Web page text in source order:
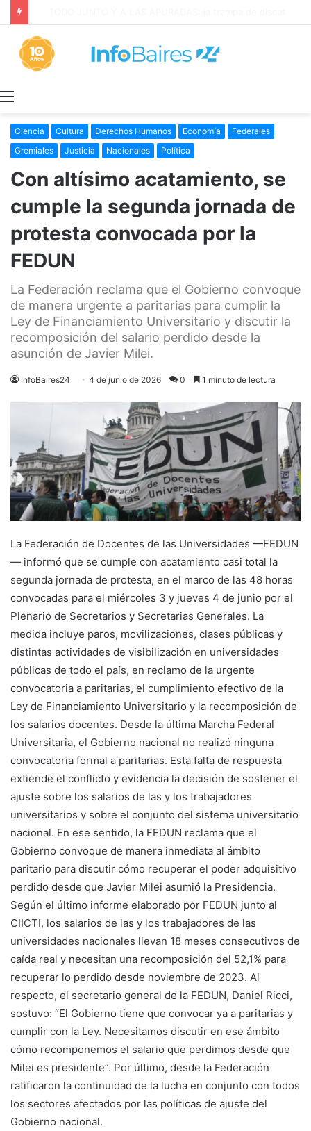
Ciencia Cultura Derechos Humanos Economía
Federales
Gremiales
Justicia Nacionales Política
Con altísimo acatamiento, se
cumple la segunda jornada de
protesta convocada por la
FEDUN
La Federación reclama que el Gobierno convoque
de manera urgente a paritarias para cumplir la
Ley de Financiamiento Universitario y discutir la
recomposición del salario perdido desde la
asunción de Javier Milei.
InfoBaires24 4 de junio de 2026 0 1 minuto de lectura
La Federación de Docentes de las Universidades —FEDUN
— informó que se cumple con acatamiento casi total la
segunda jornada de protesta, en el marco de las 48 horas
convocadas para el miércoles 3 y jueves 4 de junio por el
Plenario de Secretarios y Secretarias Generales. La
medida incluye paros, movilizaciones, clases públicas y
distintas actividades de visibilización en universidades
públicas de todo el país, en reclamo de la urgente
convocatoria a paritarias, el cumplimiento efectivo de la
Ley de Financiamiento Universitario y la recomposición de
los salarios docentes. Desde la última Marcha Federal
Universitaria, el Gobierno nacional no realizó ninguna
convocatoria formal a paritarias. Esta falta de respuesta
extiende el conflicto y evidencia la decisión de sostener el
ajuste sobre los salarios de las y los trabajadores
universitarios y sobre el conjunto del sistema universitario
nacional. En ese sentido, la FEDUN reclama que el
Gobierno convoque de manera inmediata al ámbito
paritario para discutir cómo recuperar el poder adquisitivo
perdido desde que Javier Milei asumió la Presidencia.
Según el último informe elaborado por FEDUN junto al
CIICTI, los salarios de las y los trabajadores de las
universidades nacionales llevan 18 meses consecutivos de
caída real y necesitan una recomposición del 52,1% para
recuperar lo perdido desde noviembre de 2023. Al
respecto, el secretario general de la FEDUN, Daniel Ricci,
sostuvo: “El Gobierno tiene que convocar ya a paritarias y
cumplir con la Ley. Necesitamos discutir en ese ámbito
cómo recomponemos el salario que perdimos desde que
Milei es presidente”. Por último, desde la Federación
ratificaron la continuidad de la lucha en conjunto con todos
los sectores afectados por las políticas de ajuste del
Gobierno nacional.